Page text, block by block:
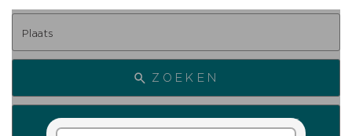
ZOEKEN
ZOEK VANAF MIJN LOCATIE